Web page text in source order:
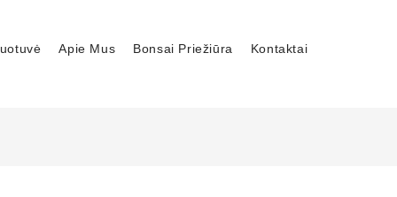
Apie Mus Bonsai Priežiūra Kontaktai